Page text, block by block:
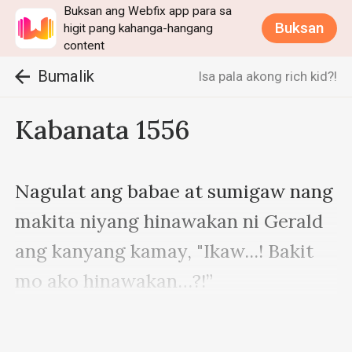
Buksan ang Webfix app para sa
higit pang kahanga-hangang
content
Buksan
Bumalik Isa pala akong rich kid?!
Kabanata 1556
Nagulat ang babae at sumigaw nang
makita niyang hinawakan ni Gerald
ang kanyang kamay, "Ikaw...! Bakit
mo ako hinawakan…?!”